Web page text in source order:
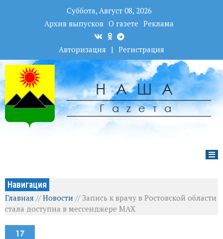
Суббота, Август 08, 2026
Архив выпусков О газете Реклама
Авторизация | Регистрация
НАША
Гаzета
Навигация
Главная //Новости // Запись к врачу в Ростовской области
стала доступна в мессенджере MAX
17